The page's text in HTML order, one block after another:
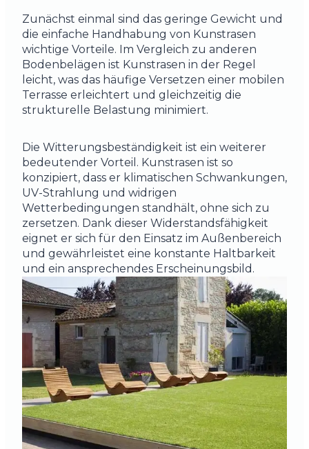
Zunächst einmal sind das geringe Gewicht und
die einfache Handhabung von Kunstrasen
wichtige Vorteile. Im Vergleich zu anderen
Bodenbelägen ist Kunstrasen in der Regel
leicht, was das häufige Versetzen einer mobilen
Terrasse erleichtert und gleichzeitig die
strukturelle Belastung minimiert.
Die Witterungsbeständigkeit ist ein weiterer
bedeutender Vorteil. Kunstrasen ist so
konzipiert, dass er klimatischen Schwankungen,
UV-Strahlung und widrigen
Wetterbedingungen standhält, ohne sich zu
zersetzen. Dank dieser Widerstandsfähigkeit
eignet er sich für den Einsatz im Außenbereich
und gewährleistet eine konstante Haltbarkeit
und ein ansprechendes Erscheinungsbild.